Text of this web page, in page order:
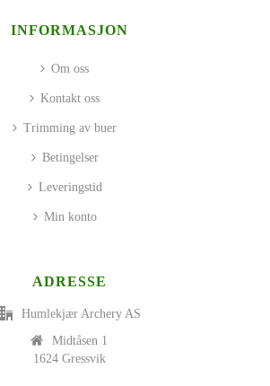
INFORMASJON
Om oss
Kontakt oss
Trimming av buer
Betingelser
Leveringstid
Min konto
ADRESSE
Humlekjær Archery AS
Midtåsen 1
1624 Gressvik